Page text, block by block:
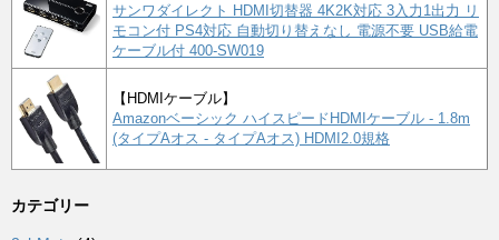
サンワダイレクト HDMI切替器 4K2K対応 3入力1出力 リ
モコン付 PS4対応 自動切り替えなし 電源不要 USB給電
ケーブル付 400-SW019
【HDMIケーブル】
Amazonベーシック ハイスピードHDMIケーブル - 1.8m
(タイプAオス - タイプAオス) HDMI2.0規格
カテゴリー